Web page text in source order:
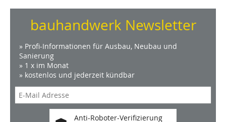
bauhandwerk Newsletter
» Profi-Informationen für Ausbau, Neubau und
Sanierung
» 1 x im Monat
» kostenlos und jederzeit kündbar
Anti-Roboter-Verifizierung